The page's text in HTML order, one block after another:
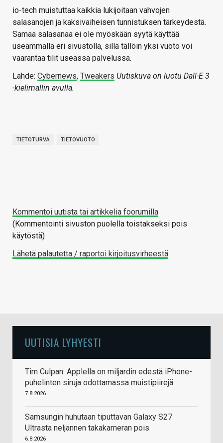
io-tech muistuttaa kaikkia lukijoitaan vahvojen
salasanojen ja kaksivaiheisen tunnistuksen tärkeydestä.
Samaa salasanaa ei ole myöskään syytä käyttää
useammalla eri sivustolla, sillä tällöin yksi vuoto voi
vaarantaa tilit useassa palvelussa.
Lähde: Cybernews, Tweakers Uutiskuva on luotu Dall-E 3
-kielimallin avulla.
TIETOTURVA TIETOVUOTO
Kommentoi uutista tai artikkelia foorumilla
(Kommentointi sivuston puolella toistakseksi pois
käytöstä)
Lähetä palautetta / raportoi kirjoitusvirheestä
UUTISIA LYHYESTI
Tim Culpan: Applella on miljardin edestä iPhone-
puhelinten siruja odottamassa muistipiirejä
7.8.2026
Samsungin huhutaan tiputtavan Galaxy S27
Ultrasta neljännen takakameran pois
6.8.2026